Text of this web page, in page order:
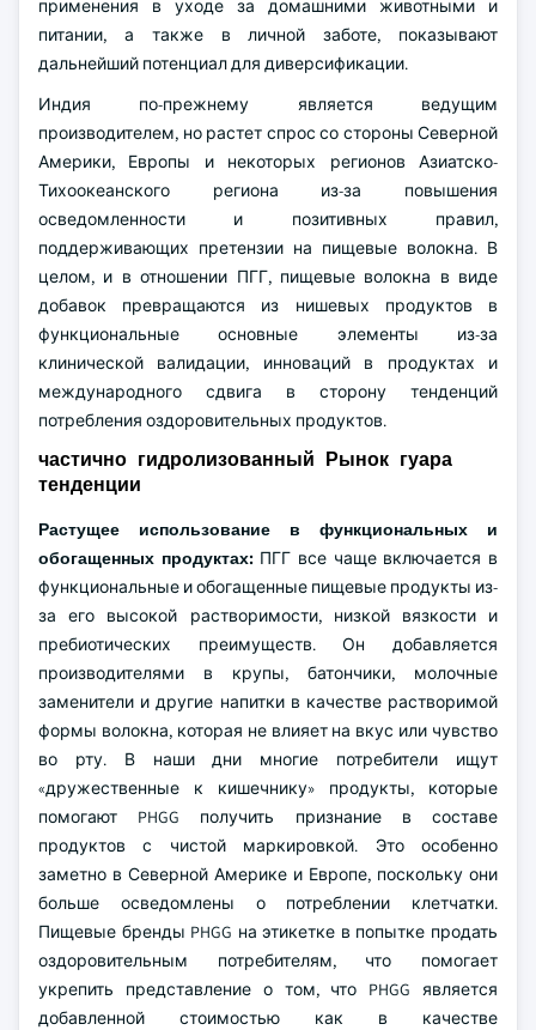
применения в уходе за домашними животными и
питании, а также в личной заботе, показывают
дальнейший потенциал для диверсификации.
Индия по-прежнему является ведущим
производителем, но растет спрос со стороны Северной
Америки, Европы и некоторых регионов Азиатско-
Тихоокеанского региона из-за повышения
осведомленности и позитивных правил,
поддерживающих претензии на пищевые волокна. В
целом, и в отношении ПГГ, пищевые волокна в виде
добавок превращаются из нишевых продуктов в
функциональные основные элементы из-за
клинической валидации, инноваций в продуктах и
международного сдвига в сторону тенденций
потребления оздоровительных продуктов.
частично гидролизованный Рынок гуара
тенденции
Растущее использование в функциональных и
обогащенных продуктах: ПГГ все чаще включается в
функциональные и обогащенные пищевые продукты из-
за его высокой растворимости, низкой вязкости и
пребиотических преимуществ. Он добавляется
производителями в крупы, батончики, молочные
заменители и другие напитки в качестве растворимой
формы волокна, которая не влияет на вкус или чувство
во рту. В наши дни многие потребители ищут
«дружественные к кишечнику» продукты, которые
помогают PHGG получить признание в составе
продуктов с чистой маркировкой. Это особенно
заметно в Северной Америке и Европе, поскольку они
больше осведомлены о потреблении клетчатки.
Пищевые бренды PHGG на этикетке в попытке продать
оздоровительным потребителям, что помогает
укрепить представление о том, что PHGG является
добавленной стоимостью как в качестве